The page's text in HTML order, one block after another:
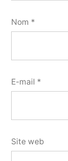
Nom *
E-mail *
Site web